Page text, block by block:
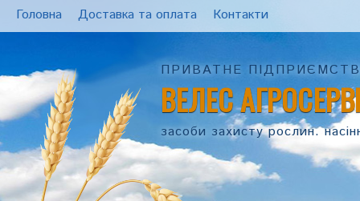
ПРИВАТНЕ
ВЕЛЕС
засоби захисту рослин.
Головна Доставка та оплата Контакти